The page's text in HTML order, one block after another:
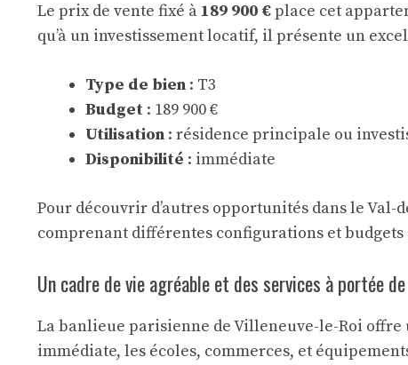
Le prix de vente fixé à 189 900 €place cet
qu’à un investissement locatif, il présente un
Type de bien : T3
Budget : 189 900 €
Utilisation : résidence principale ou
Disponibilité : immédiate
Pour découvrir d’autres opportunités dans le
comprenant différentes configurations et budgets
Un cadre de vie agréable et des services à portée
La banlieue parisienne de Villeneuve-le-Roi
immédiate, les écoles, commerces, et